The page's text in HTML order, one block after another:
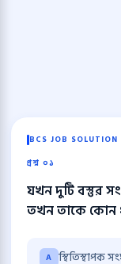
BCS JOB SOLUTION
প্রশ্ন ০১
যখন দুটি বস্তুর
তখন তাকে কোন
A স্থিতিস্থাপক